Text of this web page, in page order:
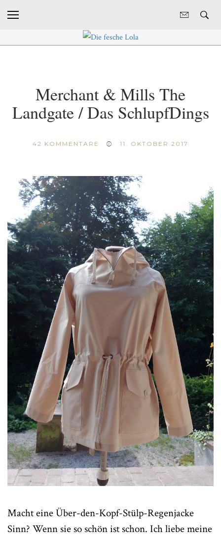
Merchant & Mills The
Landgate / Das SchlupfDings
42 KOMMENTARE 11. OKTOBER 2017
Macht eine Über-den-Kopf-Stülp-Regenjacke
Sinn? Wenn sie so schön ist schon. Ich liebe meine